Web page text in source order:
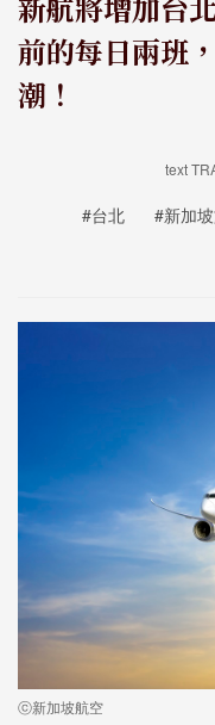
前的每日兩班
潮！
text
#台北 #新加
ⓒ新加坡航空